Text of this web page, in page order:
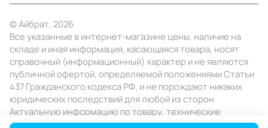
© Айбрат, 2026
Все указанные в интернет-магазине цены, наличие на
складе и иная информация, касающаяся товара, носят
справочный (информационный) характер и не являются
публичной офертой, определяемой положениями Статьи
437 Гражданского кодекса РФ, и не порождают никаких
юридических последствий для любой из сторон.
Актуальную информацию по товару, технические
характеристики уточняйте в отделе продаж в день